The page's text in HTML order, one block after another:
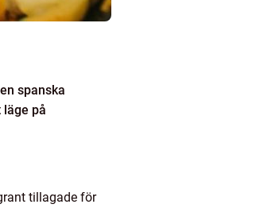
spanska
på
tillagade för